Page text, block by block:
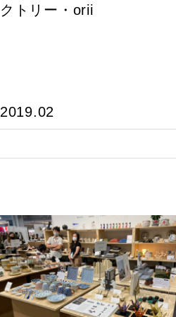
クトリー・orii
2019.02